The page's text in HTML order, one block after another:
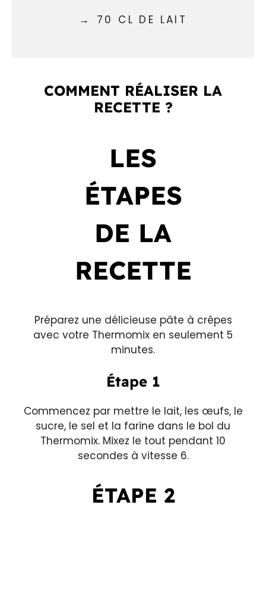
70 CL DE LAIT
COMMENT RÉALISER LA
RECETTE ?
LES
ÉTAPES
DE LA
RECETTE
Préparez une délicieuse pâte à crêpes
avec votre Thermomix en seulement 5
minutes.
Étape 1
Commencez par mettre le lait, les œufs, le
sucre, le sel et la farine dans le bol du
Thermomix. Mixez le tout pendant 10
secondes à vitesse 6.
ÉTAPE 2